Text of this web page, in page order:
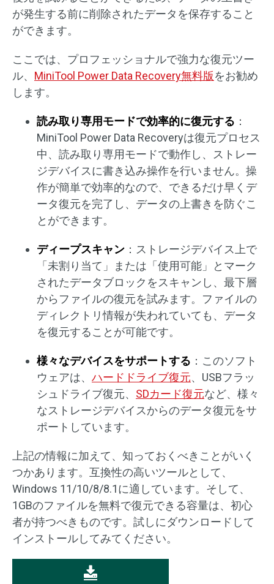
が発生する前に削除されたデータを保存すること
ができます。
ここでは、プロフェッショナルで強力な復元ツー
ル、 MiniTool Power Data Recovery無料版をお勧め
します。
読み取り専用モードで効率的に復元する ：
MiniTool Power Data Recoveryは復元プロセス
中、読み取り専用モードで動作し、ストレー
ジデバイスに書き込み操作を行いません。操
作が簡単で効率的なので、できるだけ早くデ
ータ復元を完了し、データの上書きを防ぐこ
とができます。
ディープスキャン ：ストレージデバイス上で
「未割り当て」または「使用可能」とマーク
されたデータブロックをスキャンし、最下層
からファイルの復元を試みます。ファイルの
ディレクトリ情報が失われていても、データ
を復元することが可能です。
様々なデバイスをサポートする ：このソフト
ウェアは、 ハードドライブ復元、USBフラッ
シュドライブ復元、 SDカード復元など、様々
なストレージデバイスからのデータ復元をサ
ポートしています。
上記の情報に加えて、知っておくべきことがいく
つかあります。互換性の高いツールとして、
Windows 11/10/8/8.1に適しています。そして、
1GBのファイルを無料で復元できる容量は、初心
者が持つべきものです。試しにダウンロードして
インストールしてみてください。